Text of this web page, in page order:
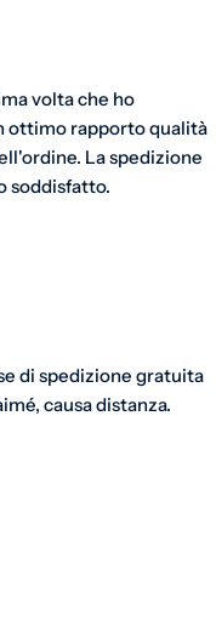
volta che ho
ottimo rapporto qualità
La spedizione
soddisfatto.
di spedizione gratuita
causa distanza.